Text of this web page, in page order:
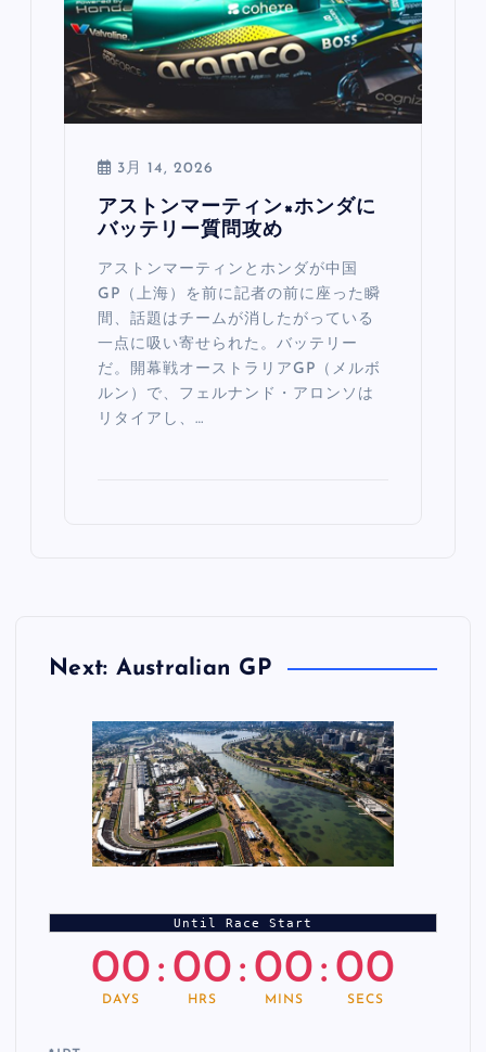
3月 14, 2026
アストンマーティン×ホンダに
バッテリー質問攻め
アストンマーティンとホンダが中国
GP（上海）を前に記者の前に座った瞬
間、話題はチームが消したがっている
一点に吸い寄せられた。バッテリー
だ。開幕戦オーストラリアGP（メルボ
ルン）で、フェルナンド・アロンソは
リタイアし、…
Next: Australian GP
Until Race Start
00
DAYS
: 00
HRS
: 00
MINS
: 00
SECS